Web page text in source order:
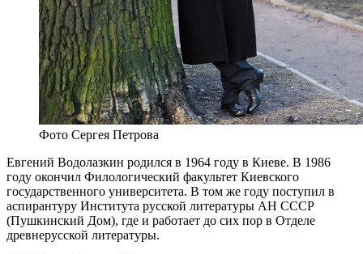
Фото Сергея Петрова
Евгений Водолазкин родился в 1964 году в Киеве. В 1986
году окончил Филологический факультет Киевского
государственного университета. В том же году поступил в
аспирантуру Института русской литературы АН СССР
(Пушкинский Дом), где и работает до сих пор в Отделе
древнерусской литературы.